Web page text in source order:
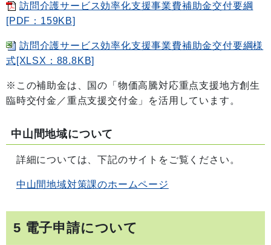
訪問介護サービス効率化支援事業費補助金交付要綱
[PDF：159KB]
訪問介護サービス効率化支援事業費補助金交付要綱様
式[XLSX：88.8KB]
※この補助金は、国の「物価高騰対応重点支援地方創生
臨時交付金／重点支援交付金」を活用しています。
中山間地域について
詳細については、下記のサイトをご覧ください。
中山間地域対策課のホームページ
5 電子申請について